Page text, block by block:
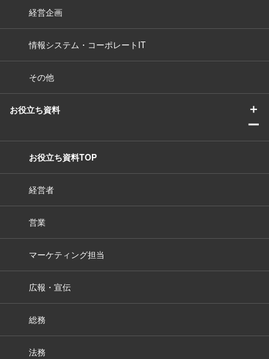
経営企画
情報システム・コーポレートIT
その他
お役立ち資料
＋
ー
お役立ち資料TOP
経営者
営業
マーケティング担当
広報・宣伝
総務
法務